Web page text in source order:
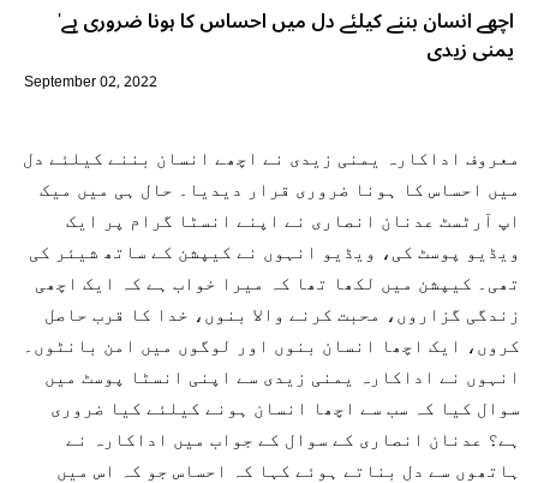
اچھے انسان بننے کیلئے دل میں احساس کا ہونا ضروری ہے'
یمنی زیدی
September 02, 2022
معروف اداکارہ یمنی زیدی نے اچھے انسان بننے کیلئے دل
میں احساس کا ہونا ضروری قرار دیدیا۔ حال ہی میں میک
اپ آرٹسٹ عدنان انصاری نے اپنے انسٹا گرام پر ایک
ویڈیو پوسٹ کی، ویڈیو انہوں نے کیپشن کے ساتھ شیئر کی
تھی۔ کیپشن میں لکھا تھا کہ میرا خواب ہے کہ ایک اچھی
زندگی گزاروں، محبت کرنے والا بنوں، خدا کا قرب حاصل
کروں، ایک اچھا انسان بنوں اور لوگوں میں امن بانٹوں۔
انہوں نے اداکارہ یمنی زیدی سے اپنی انسٹا پوسٹ میں
سوال کیا کہ سب سے اچھا انسان ہونے کیلئے کیا ضروری
ہے؟ عدنان انصاری کے سوال کے جواب میں اداکارہ نے
ہاتھوں سے دل بناتے ہوئے کہا کہ احساس جو کہ اس میں